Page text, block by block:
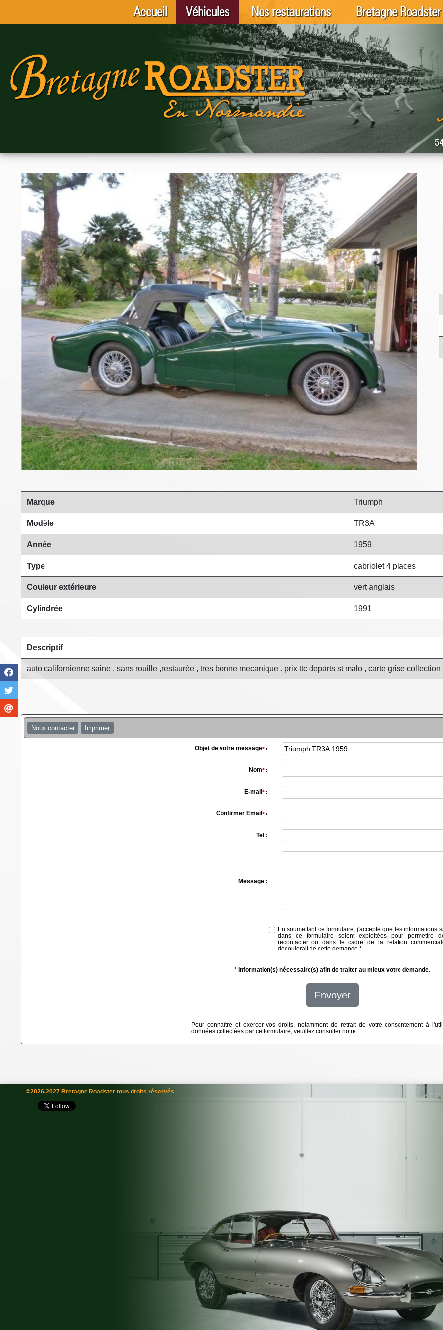
Accueil Véhicules Nos restaurations Bretagne Roadster
Marque Triumph
Modèle TR3A
Année 1959
Type cabriolet 4 places
Couleur extérieure vert anglais
Cylindrée 1991
Descriptif
auto californienne saine , sans rouille ,restaurée , tres bonne mecanique . prix ttc departs st malo , carte grise collection
Nous contacter Imprimer
Objet de votre message*:
Nom*:
E-mail *:
Confirmer Email *:
Tel :
Message :
En soumettant ce formulaire, j'accepte que les informations
dans ce formulaire soient exploitées pour permettre
recontacter ou dans le cadre de la relation
découlerait de cette demande.*
* Information(s) nécessaire(s) afin de traiter au mieux votre demande.
Envoyer
Pour connaître et exercer vos droits, notamment de retrait de votre consentement à
données collectées par ce formulaire, veuillez consulter notre
©2026-2027 Bretagne Roadster tous droits réservés